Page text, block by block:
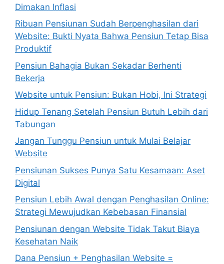
Dimakan Inflasi
Ribuan Pensiunan Sudah Berpenghasilan dari
Website: Bukti Nyata Bahwa Pensiun Tetap Bisa
Produktif
Pensiun Bahagia Bukan Sekadar Berhenti
Bekerja
Website untuk Pensiun: Bukan Hobi, Ini Strategi
Hidup Tenang Setelah Pensiun Butuh Lebih dari
Tabungan
Jangan Tunggu Pensiun untuk Mulai Belajar
Website
Pensiunan Sukses Punya Satu Kesamaan: Aset
Digital
Pensiun Lebih Awal dengan Penghasilan Online:
Strategi Mewujudkan Kebebasan Finansial
Pensiunan dengan Website Tidak Takut Biaya
Kesehatan Naik
Dana Pensiun + Penghasilan Website =